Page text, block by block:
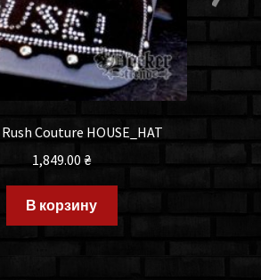
Couture HOUSE_HAT
1,849.00₴
В корзину